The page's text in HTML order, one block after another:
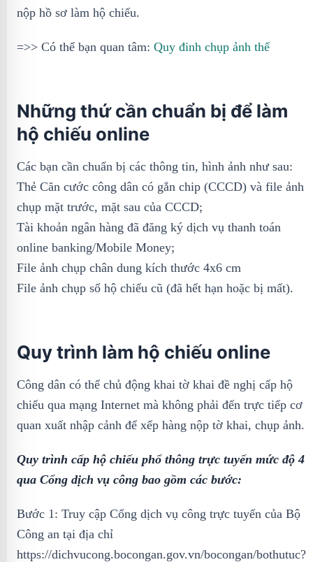
nộp hồ sơ làm hộ chiếu.
=>> Có thể bạn quan tâm: Quy đinh chụp ảnh thể
Những thứ cần chuẩn bị để làm
hộ chiếu online
Các bạn cần chuẩn bị các thông tin, hình ảnh như sau:
Thẻ Căn cước công dân có gắn chip (CCCD) và file ảnh
chụp mặt trước, mặt sau của CCCD;
Tài khoản ngân hàng đã đăng ký dịch vụ thanh toán
online banking/Mobile Money;
File ảnh chụp chân dung kích thước 4x6 cm
File ảnh chụp sổ hộ chiếu cũ (đã hết hạn hoặc bị mất).
Quy trình làm hộ chiếu online
Công dân có thể chủ động khai tờ khai đề nghị cấp hộ
chiếu qua mạng Internet mà không phải đến trực tiếp cơ
quan xuất nhập cảnh để xếp hàng nộp tờ khai, chụp ảnh.
Quy trình cấp hộ chiếu phổ thông trực tuyến mức độ 4
qua Cổng dịch vụ công bao gồm các bước:
Bước 1: Truy cập Cổng dịch vụ công trực tuyến của Bộ
Công an tại địa chỉ
https://dichvucong.bocongan.gov.vn/bocongan/bothutuc?